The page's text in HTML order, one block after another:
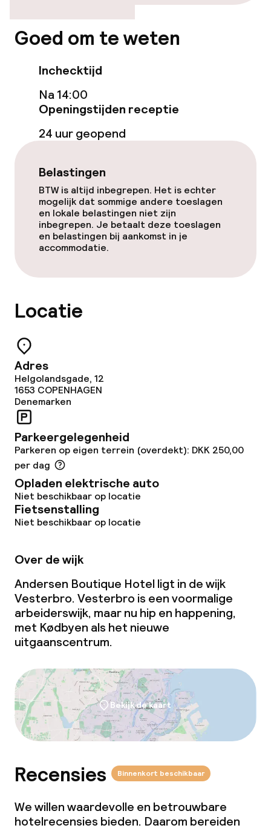
Fitnessruimte / gym
Gratis wifi
Eet- en drinkgelegenheden
Eet- en drinkdiensten
Ontbijtbuffet
Schoonmaakvoorzieningen
Wasservice
Beleid
Overal rookvrij
Goed om te weten
Inchecktijd
Na 14:00
Openingstijden receptie
24 uur geopend
Belastingen
BTW is altijd inbegrepen. Het is echter
mogelijk dat sommige andere toeslagen
en lokale belastingen niet zijn
inbegrepen. Je betaalt deze toeslagen
en belastingen bij aankomst in je
accommodatie.
Locatie
Adres
Helgolandsgade, 12
1653 COPENHAGEN
Denemarken
Parkeergelegenheid
Parkeren op eigen terrein (overdekt): DKK 250,00
per dag
Opladen elektrische auto
Niet beschikbaar op locatie
Fietsenstalling
Niet beschikbaar op locatie
Over de wijk
Andersen Boutique Hotel ligt in de wijk
Vesterbro. Vesterbro is een voormalige
arbeiderswijk, maar nu hip en happening,
met Kødbyen als het nieuwe
uitgaanscentrum.
Bekijk de kaart
Recensies Binnenkort beschikbaar
We willen waardevolle en betrouwbare
hotelrecensies bieden. Daarom bereiden